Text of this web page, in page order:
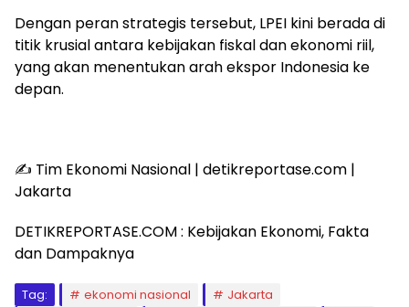
Dengan peran strategis tersebut, LPEI kini berada di
titik krusial antara kebijakan fiskal dan ekonomi riil,
yang akan menentukan arah ekspor Indonesia ke
depan.
✍️ Tim Ekonomi Nasional | detikreportase.com |
Jakarta
DETIKREPORTASE.COM : Kebijakan Ekonomi, Fakta
dan Dampaknya
Tag: ekonomi nasional
Jakarta